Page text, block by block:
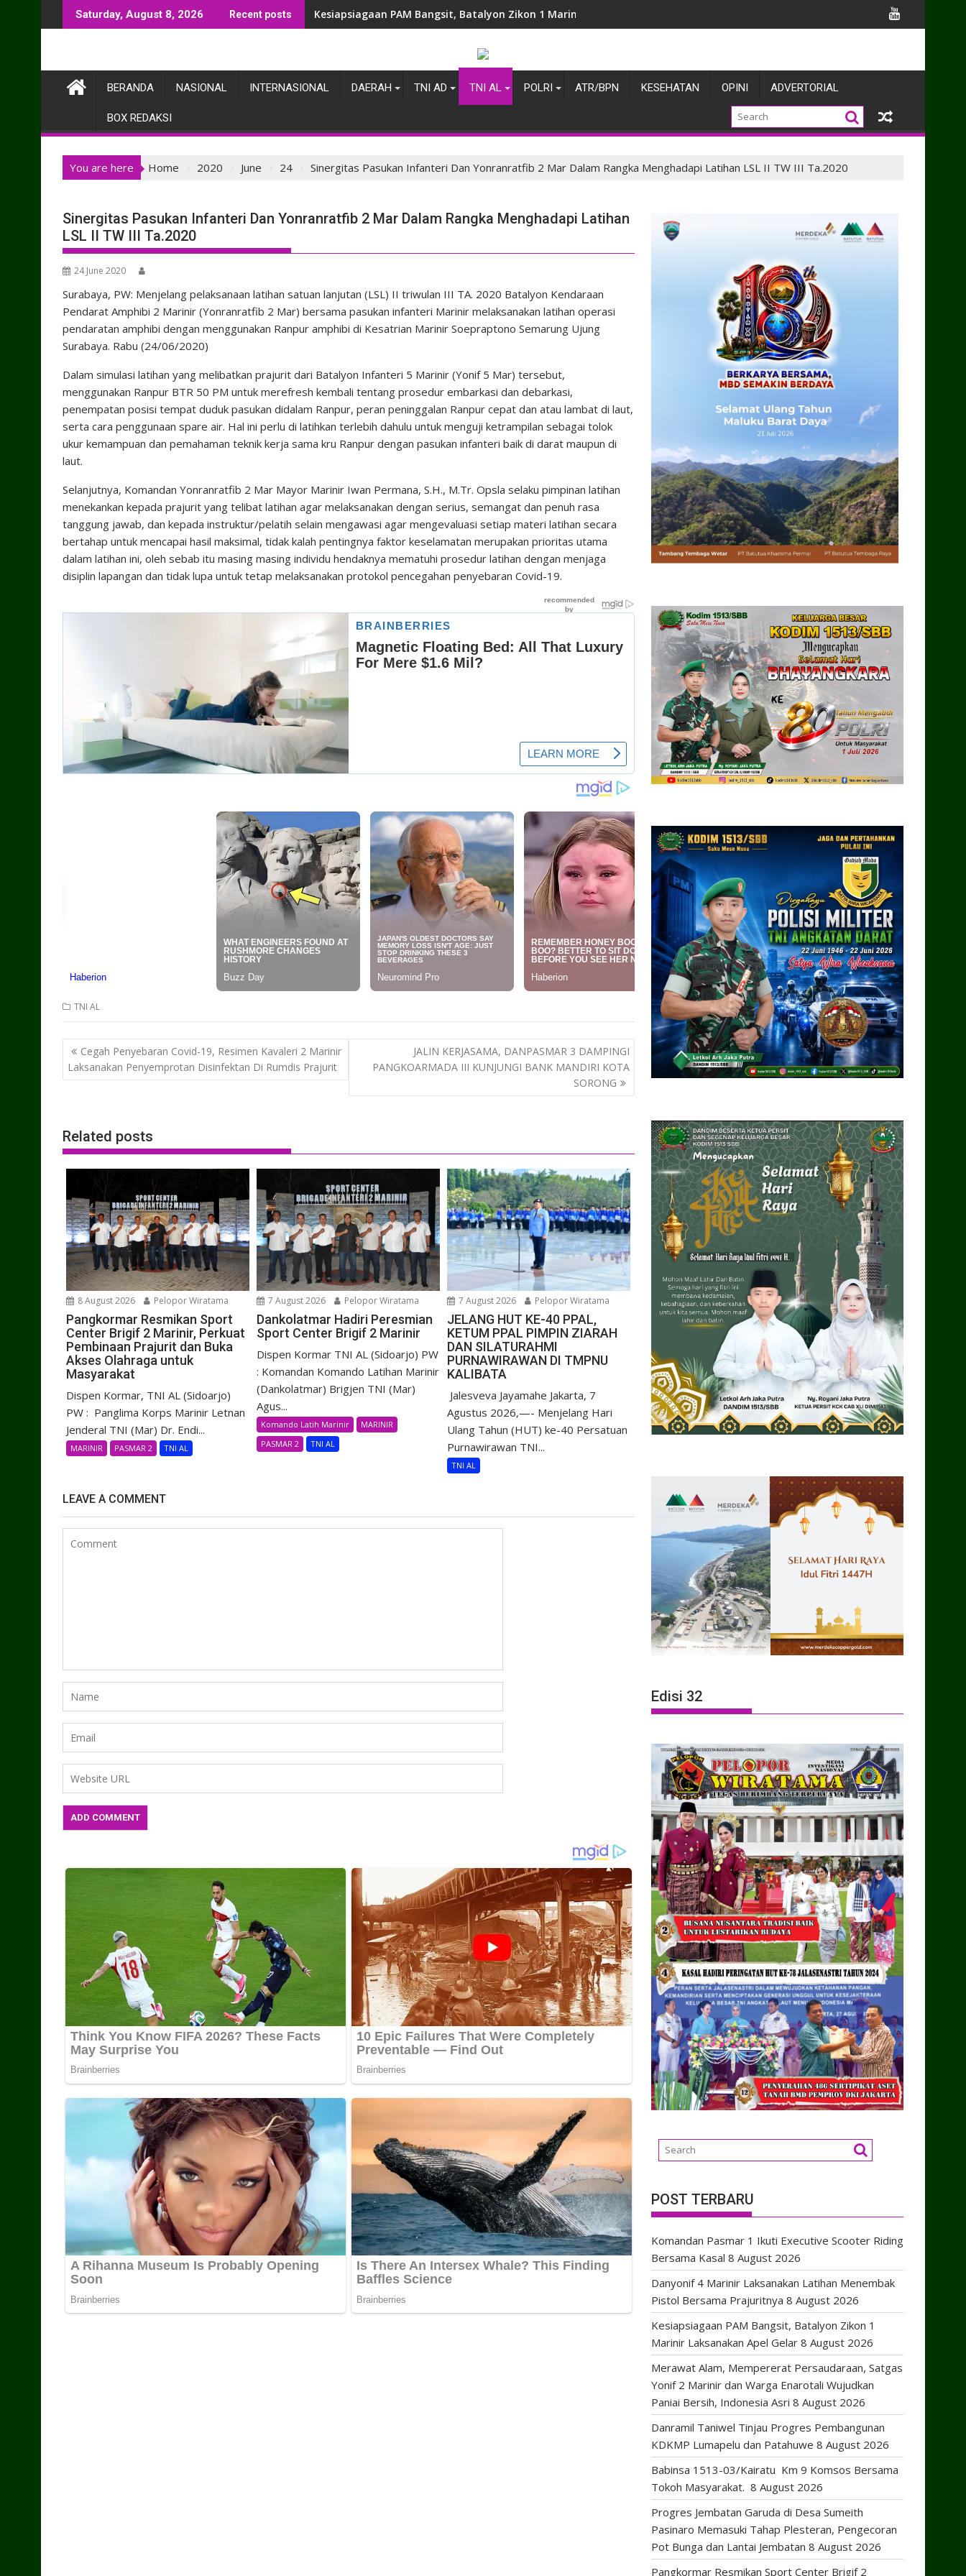
to
Saturday, August 8, 2026 Recent posts Kesiapsiagaan PAM Bangsit, Batalyon Zikon 1 Marinir Laksanakan Apel Gelar
BERANDA NASIONAL INTERNASIONAL DAERAH TNI AD TNI AL POLRI ATR/BPN KESEHATAN OPINI ADVERTORIAL
BOX REDAKSI
You are here Home 2020 June 24 Sinergitas Pasukan Infanteri Dan Yonranratfib 2 Mar Dalam Rangka Menghadapi Latihan LSL II TW III Ta.2020
Sinergitas Pasukan Infanteri Dan Yonranratfib 2 Mar Dalam Rangka Menghadapi Latihan
LSL II TW III Ta.2020
24 June 2020
Surabaya, PW: Menjelang pelaksanaan latihan satuan lanjutan (LSL) II triwulan III TA. 2020 Batalyon Kendaraan
Pendarat Amphibi 2 Marinir (Yonranratfib 2 Mar) bersama pasukan infanteri Marinir melaksanakan latihan operasi
pendaratan amphibi dengan menggunakan Ranpur amphibi di Kesatrian Marinir Soepraptono Semarung Ujung
Surabaya. Rabu (24/06/2020)
Dalam simulasi latihan yang melibatkan prajurit dari Batalyon Infanteri 5 Marinir (Yonif 5 Mar) tersebut,
menggunakan Ranpur BTR 50 PM untuk merefresh kembali tentang prosedur embarkasi dan debarkasi,
penempatan posisi tempat duduk pasukan didalam Ranpur, peran peninggalan Ranpur cepat dan atau lambat di laut,
serta cara penggunaan spare air. Hal ini perlu di latihkan terlebih dahulu untuk menguji ketrampilan sebagai tolok
ukur kemampuan dan pemahaman teknik kerja sama kru Ranpur dengan pasukan infanteri baik di darat maupun di
laut.
Selanjutnya, Komandan Yonranratfib 2 Mar Mayor Marinir Iwan Permana, S.H., M.Tr. Opsla selaku pimpinan latihan
menekankan kepada prajurit yang telibat latihan agar melaksanakan dengan serius, semangat dan penuh rasa
tanggung jawab, dan kepada instruktur/pelatih selain mengawasi agar mengevaluasi setiap materi latihan secara
bertahap untuk mencapai hasil maksimal, tidak kalah pentingnya faktor keselamatan merupakan prioritas utama
dalam latihan ini, oleh sebab itu masing masing individu hendaknya mematuhi prosedur latihan dengan menjaga
disiplin lapangan dan tidak lupa untuk tetap melaksanakan protokol pencegahan penyebaran Covid-19.
TNI AL
Post
navigation
Cegah Penyebaran Covid-19, Resimen Kavaleri 2 Marinir
Laksanakan Penyemprotan Disinfektan Di Rumdis Prajurit
JALIN KERJASAMA, DANPASMAR 3 DAMPINGI
PANGKOARMADA III KUNJUNGI BANK MANDIRI KOTA
SORONG
Related posts
8 August 2026 Pelopor Wiratama
Pangkormar Resmikan Sport
Center Brigif 2 Marinir, Perkuat
Pembinaan Prajurit dan Buka
Akses Olahraga untuk
Masyarakat
Dispen Kormar, TNI AL (Sidoarjo)
PW : Panglima Korps Marinir Letnan
Jenderal TNI (Mar) Dr. Endi...
MARINIR PASMAR 2 TNI AL
7 August 2026 Pelopor Wiratama
Dankolatmar Hadiri Peresmian
Sport Center Brigif 2 Marinir
Dispen Kormar TNI AL (Sidoarjo) PW
: Komandan Komando Latihan Marinir
(Dankolatmar) Brigjen TNI (Mar)
Agus...
Komando Latih Marinir
MARINIR
PASMAR 2
TNI AL
7 August 2026 Pelopor Wiratama
JELANG HUT KE-40 PPAL,
KETUM PPAL PIMPIN ZIARAH
DAN SILATURAHMI
PURNAWIRAWAN DI TMPNU
KALIBATA
​ Jalesveva Jayamahe Jakarta, 7
Agustus 2026,—- Menjelang Hari
Ulang Tahun (HUT) ke-40 Persatuan
Purnawirawan TNI...
TNI AL
LEAVE A COMMENT
Edisi 32
POST TERBARU
Komandan Pasmar 1 Ikuti Executive Scooter Riding
Bersama Kasal 8 August 2026
Danyonif 4 Marinir Laksanakan Latihan Menembak
Pistol Bersama Prajuritnya 8 August 2026
Kesiapsiagaan PAM Bangsit, Batalyon Zikon 1
Marinir Laksanakan Apel Gelar 8 August 2026
Merawat Alam, Mempererat Persaudaraan, Satgas
Yonif 2 Marinir dan Warga Enarotali Wujudkan
Paniai Bersih, Indonesia Asri 8 August 2026
Danramil Taniwel Tinjau Progres Pembangunan
KDKMP Lumapelu dan Patahuwe 8 August 2026
Babinsa 1513-03/Kairatu Km 9 Komsos Bersama
Tokoh Masyarakat. 8 August 2026
Progres Jembatan Garuda di Desa Sumeith
Pasinaro Memasuki Tahap Plesteran, Pengecoran
Pot Bunga dan Lantai Jembatan 8 August 2026
Pangkormar Resmikan Sport Center Brigif 2